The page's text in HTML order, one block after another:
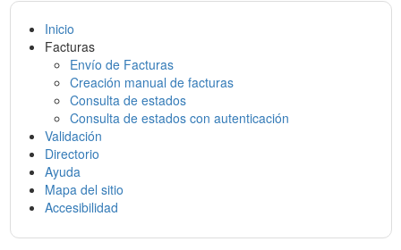
Inicio
Facturas
Envío de Facturas
Creación manual de facturas
Consulta de estados
Consulta de estados con autenticación
Validación
Directorio
Ayuda
Mapa del sitio
Accesibilidad